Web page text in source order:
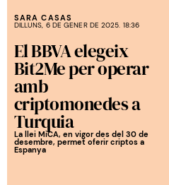
SARA CASAS
DILLUNS, 6 DE GENER DE 2025. 18:36
El BBVA elegeix
Bit2Me per operar
amb
criptomonedes a
Turquia
La llei MiCA, en vigor des del 30 de
desembre, permet oferir criptos a
Espanya